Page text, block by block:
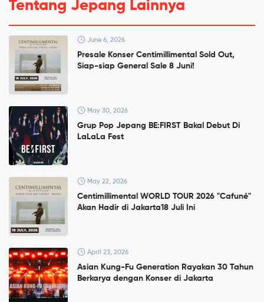
Tentang Jepang Lainnya
June 6, 2026
Presale Konser Centimillimental Sold Out,
Siap-siap General Sale 8 Juni!
May 30, 2026
Grup Pop Jepang BE:FIRST Bakal Debut Di
LaLaLa Fest
May 22, 2026
Centimillimental WORLD TOUR 2026 "Cafuné"
Akan Hadir di Jakarta18 Juli Ini
April 23, 2026
Asian Kung-Fu Generation Rayakan 30 Tahun
Berkarya dengan Konser di Jakarta